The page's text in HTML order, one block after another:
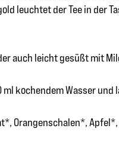
leuchtet der Tee in
auch leicht gesüßt mit
kochendem Wasser
Orangenschalen*,